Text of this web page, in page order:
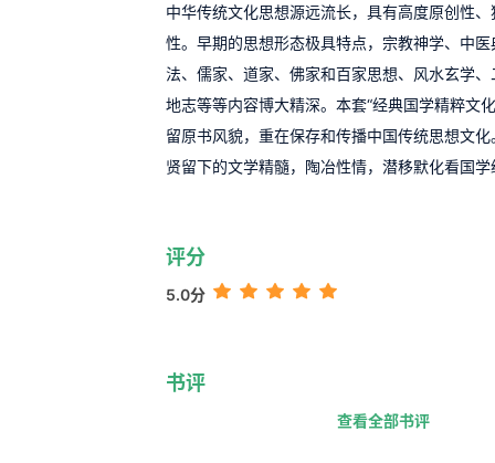
中华传统文化思想源远流长，具有高度原创性
性。早期的思想形态极具特点，宗教神学、中
法、儒家、道家、佛家和百家思想、风水玄学
地志等等内容博大精深。本套“经典国学精粹文
留原书风貌，重在保存和传播中国传统思想文
贤留下的文学精髓，陶冶性情，潜移默化看国学
评分
5.0分
书评
查看全部书评